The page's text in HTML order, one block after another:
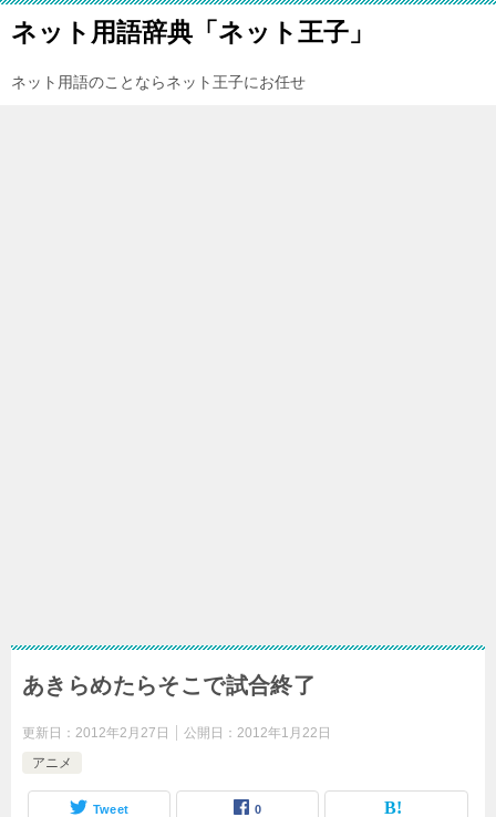
ネット用語辞典「ネット王子」
ネット用語のことならネット王子にお任せ
あきらめたらそこで試合終了
更新日： 2012年2月27日 公開日： 2012年1月22日
アニメ
Tweet 0